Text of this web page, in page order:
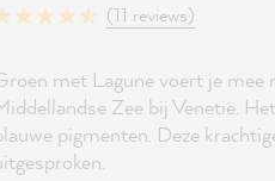
(11 reviews)
met Lagune voert je mee
Zee bij Venetië.
pigmenten. Deze